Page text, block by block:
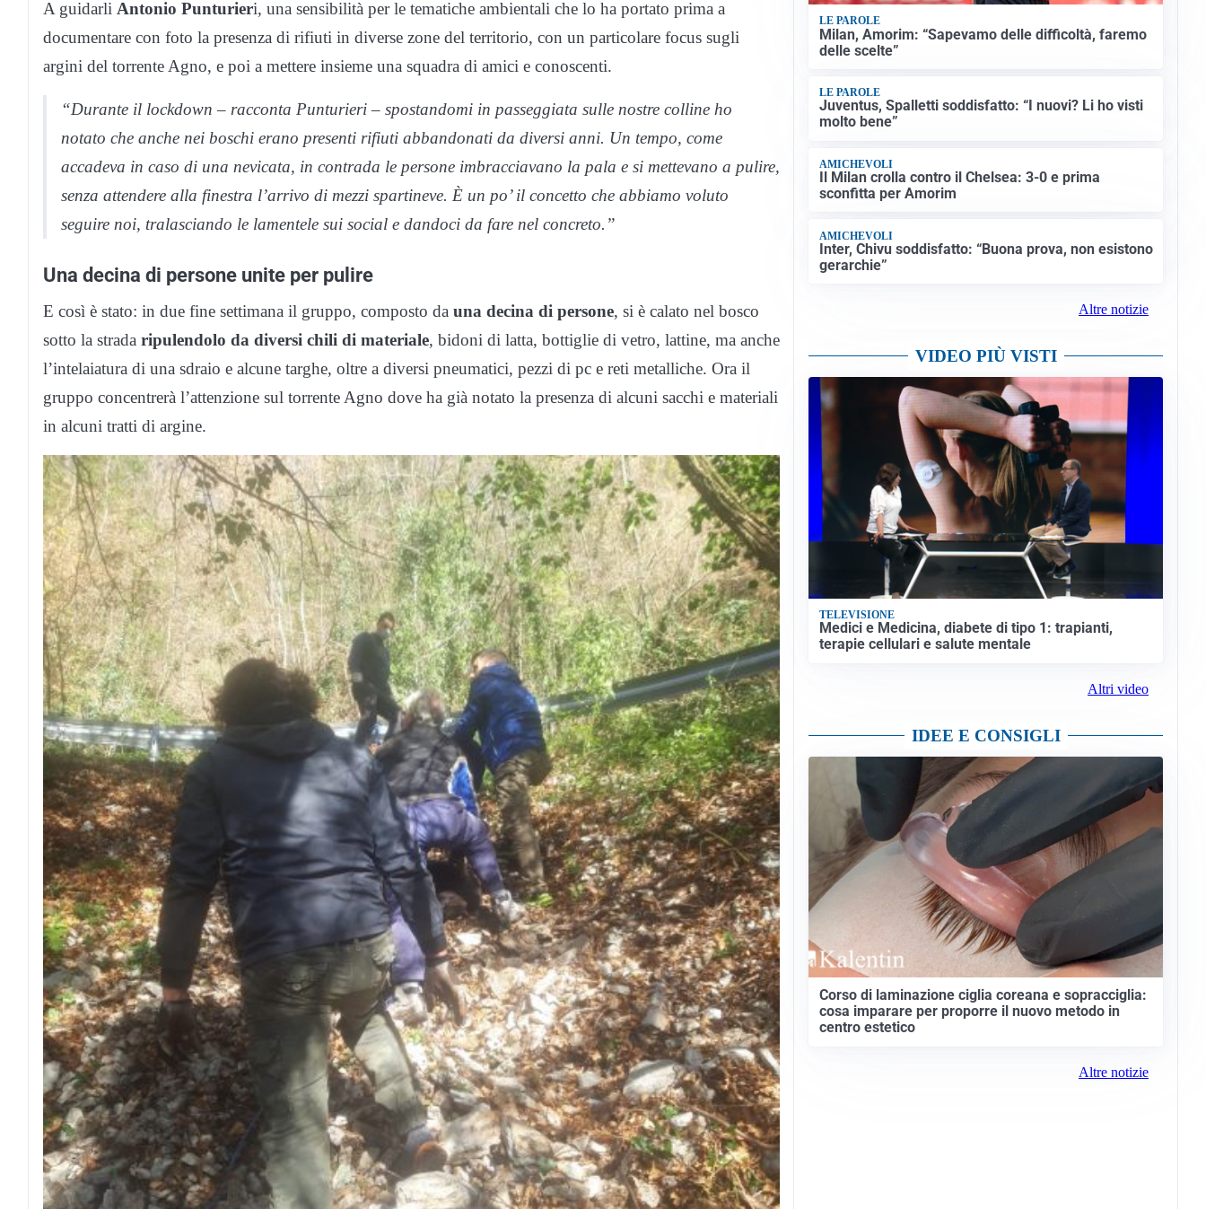
A guidarli Antonio Punturieri, una sensibilità per le tematiche ambientali che lo ha portato prima a
documentare con foto la presenza di rifiuti in diverse zone del territorio, con un particolare focus sugli
argini del torrente Agno, e poi a mettere insieme una squadra di amici e conoscenti.
“Durante il lockdown – racconta Punturieri – spostandomi in passeggiata sulle nostre colline ho
notato che anche nei boschi erano presenti rifiuti abbandonati da diversi anni. Un tempo, come
accadeva in caso di una nevicata, in contrada le persone imbracciavano la pala e si mettevano a pulire,
senza attendere alla finestra l’arrivo di mezzi spartineve. È un po’ il concetto che abbiamo voluto
seguire noi, tralasciando le lamentele sui social e dandoci da fare nel concreto.”
Una decina di persone unite per pulire
E così è stato: in due fine settimana il gruppo, composto da una decina di persone, si è calato nel bosco
sotto la strada ripulendolo da diversi chili di materiale, bidoni di latta, bottiglie di vetro, lattine, ma anche
l’intelaiatura di una sdraio e alcune targhe, oltre a diversi pneumatici, pezzi di pc e reti metalliche. Ora il
gruppo concentrerà l’attenzione sul torrente Agno dove ha già notato la presenza di alcuni sacchi e materiali
in alcuni tratti di argine.
LE PAROLE
Milan, Amorim: “Sapevamo delle difficoltà, faremo
delle scelte”
LE PAROLE
Juventus, Spalletti soddisfatto: “I nuovi? Li ho visti
molto bene”
AMICHEVOLI
Il Milan crolla contro il Chelsea: 3-0 e prima
sconfitta per Amorim
AMICHEVOLI
Inter, Chivu soddisfatto: “Buona prova, non esistono
gerarchie”
Altre notizie
VIDEO PIÙ VISTI
TELEVISIONE
Medici e Medicina, diabete di tipo 1: trapianti,
terapie cellulari e salute mentale
Altri video
IDEE E CONSIGLI
Corso di laminazione ciglia coreana e sopracciglia:
cosa imparare per proporre il nuovo metodo in
centro estetico
Altre notizie